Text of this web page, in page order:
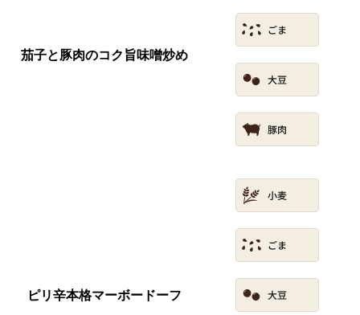
茄子と豚肉のコク旨味噌炒め
ピリ辛本格マーボードーフ